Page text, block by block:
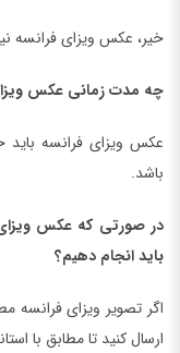
خیر، عکس ویزای فرانسه
چه مدت زمانی عکس
باشد.
در صورتی که عکس ویزای
باید انجام دهیم؟
اگر تصویر ویزای فرانسه
ارسال کنید تا مطابق با